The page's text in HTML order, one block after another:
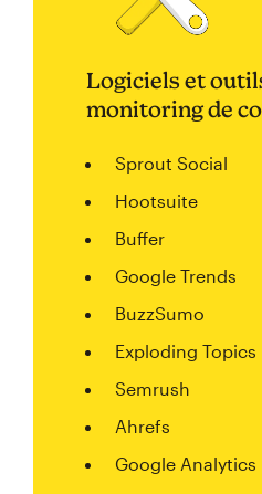
Logiciels et
monitoring de
Sprout Social
Hootsuite
Buffer
Google Trends
BuzzSumo
Exploding Topics
Semrush
Ahrefs
Google Analytics